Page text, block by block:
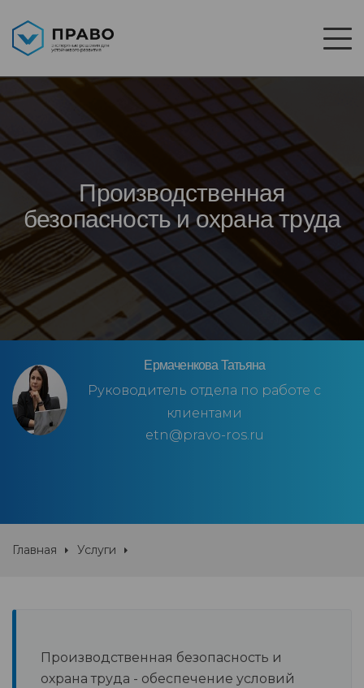
Производственная
безопасность и охрана труда
Ермаченкова Татьяна
Руководитель отдела по работе с
клиентами
etn@pravo-ros.ru
Главная Услуги
Производственная безопасность и
охрана труда - обеспечение условий